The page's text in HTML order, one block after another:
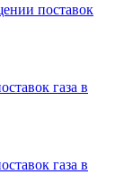
поставок
газа в
газа в